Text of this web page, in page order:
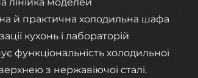
й практична холодильна шафа
кухонь і лабораторій
функціональність холодильної
з нержавіючої сталі.